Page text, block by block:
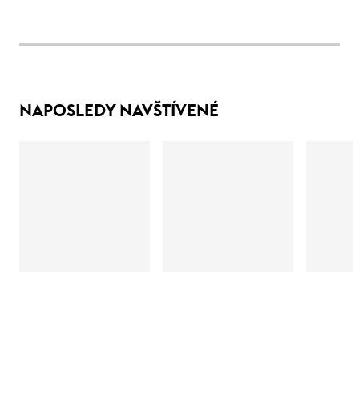
NAPOSLEDY NAVŠTÍVENÉ